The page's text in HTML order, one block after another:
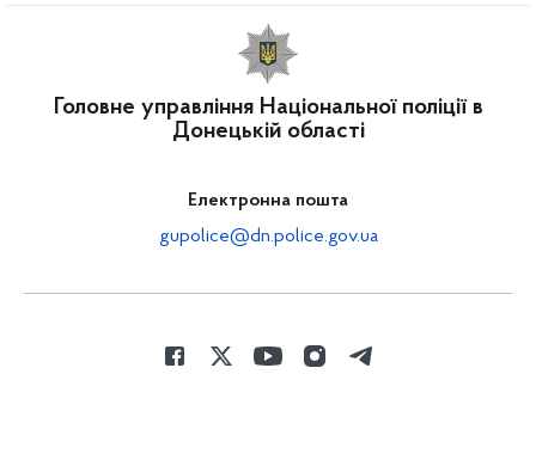
Головне управління Національної поліції в
Донецькій області
Електронна пошта
gupolice@dn.police.gov.ua